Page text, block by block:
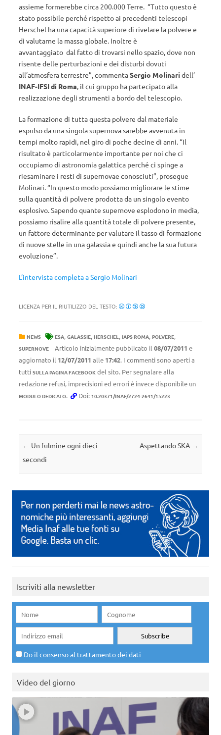
assieme formerebbe circa 200.000 Terre. “Tutto questo è
stato possibile perché rispetto ai precedenti telescopi
Herschel ha una capacità superiore di rivelare la polvere e
di valutarne la massa globale. Inoltre è
avvantaggiato dal fatto di trovarsi nello spazio, dove non
risente delle perturbazioni e dei disturbi dovuti
all’atmosfera terrestre”, commentaSergio Molinari dell’
INAF-IFSI di Roma, il cui gruppo ha partecipato alla
realizzazione degli strumenti a bordo del telescopio.
La formazione di tutta questa polvere dal materiale
espulso da una singola supernova sarebbe avvenuta in
tempi molto rapidi, nel giro di poche decine di anni. “Il
risultato è particolarmente importante per noi che ci
occupiamo di astronomia galattica perché ci spinge a
riesaminare i resti di supernovae conosciuti”, prosegue
Molinari. “In questo modo possiamo migliorare le stime
sulla quantità di polvere prodotta da un singolo evento
esplosivo. Sapendo quante supernove esplodono in media,
possiamo risalire alla quantità totale di polvere presente,
un fattore determinante per valutare il tasso di formazione
di nuove stelle in una galassia e quindi anche la sua futura
evoluzione”.
L’intervista completa a Sergio Molinari
LICENZA PER IL RIUTILIZZO DEL TESTO:
NEWS ESA, GALASSIE, HERSCHEL, IAPS ROMA, POLVERE,
SUPERNOVE Articolo inizialmente pubblicato il 08/07/2011 e
aggiornato il 12/07/2011 alle 17:42. I commenti sono aperti a
tutti SULLA PAGINA FACEBOOK del sito. Per segnalare alla
redazione refusi, imprecisioni ed errori è invece disponibile un
MODULO DEDICATO. Doi: 10.20371/INAF/2724-2641/15223
Navigazione articolo
← Un fulmine ogni dieci
secondi
Aspettando SKA →
Iscriviti alla newsletter
Do il consenso al trattamento dei dati
Video del giorno